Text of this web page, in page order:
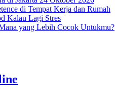
di Tempat Kerja dan Rumah
Kalau Lagi Stres
yang Lebih Cocok Untukmu?